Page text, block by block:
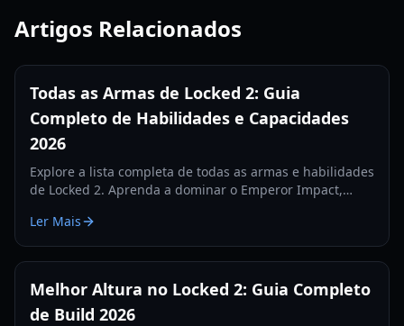
Artigos Relacionados
Todas as Armas de Locked 2: Guia
Completo de Habilidades e Capacidades
2026
Explore a lista completa de todas as armas e habilidades
de Locked 2. Aprenda a dominar o Emperor Impact,
abrangente de 2026.
Ler Mais
Melhor Altura no Locked 2: Guia Completo
de Build 2026